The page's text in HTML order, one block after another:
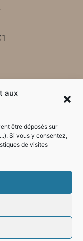
aux
être déposés sur
Si vous y consentez,
de visites
mairie
Mode sombre :